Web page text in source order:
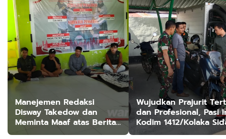
Manejemen Redaksi
Disway Takedow dan
Meminta Maaf atas Berita
yang Menyudutkan APL
Wujudkan Prajurit
dan Profesional, Pasi
Kodim 1412/Kolaka
Helm dan Kendaraan